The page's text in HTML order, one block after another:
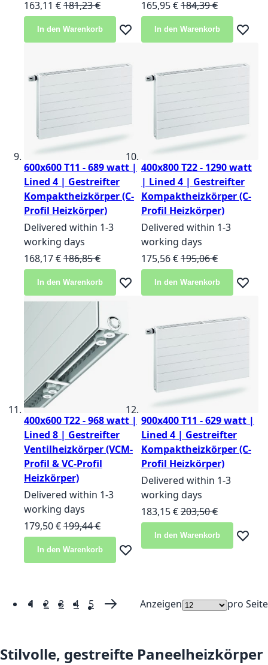
Sonderangebot
163,11 €Normalpreis
181,23 €
In den Warenkorb Zur Wunschliste hinzufügen
Sonderangebot
165,95 €Normalpreis
184,39 €
In den Warenkorb Zur
600x600 T11 - 689 watt |
Lined 4 | Gestreifter
Kompaktheizkörper (C-
Profil Heizkörper)
Delivered within 1-3
working days
Sonderangebot
168,17 €Normalpreis
186,85 €
In den Warenkorb Zur Wunschliste hinzufügen
400x800 T22 - 1290 watt
| Lined 4 | Gestreifter
Kompaktheizkörper (C-
Profil Heizkörper)
Delivered within 1-3
working days
Sonderangebot
175,56 €Normalpreis
195,06 €
In den Warenkorb Zur
400x600 T22 - 968 watt |
Lined 8 | Gestreifter
Ventilheizkörper (VCM-
Profil & VC-Profil
Heizkörper)
Delivered within 1-3
working days
Sonderangebot
179,50 €Normalpreis
199,44 €
In den Warenkorb Zur Wunschliste hinzufügen
900x400 T11 - 629 watt |
Lined 4 | Gestreifter
Kompaktheizkörper (C-
Profil Heizkörper)
Delivered within 1-3
working days
Sonderangebot
183,15 €Normalpreis
203,50 €
In den Warenkorb Zur
Seite Du liest gerade Seite
1 Seite
2 Seite
3 Seite
4 Seite
5 Seite
Weiter Anzeigen pro Seite
Stilvolle, gestreifte Paneelheizkörper